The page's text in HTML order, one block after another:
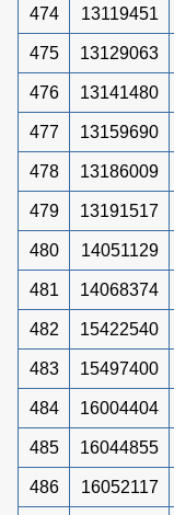
474 13119451
475 13129063
476 13141480
477 13159690
478 13186009
479 13191517
480 14051129
481 14068374
482 15422540
483 15497400
484 16004404
485 16044855
486 16052117